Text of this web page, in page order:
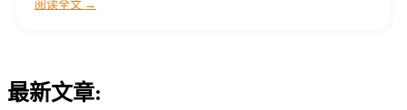
阅读全文 →
最新文章: